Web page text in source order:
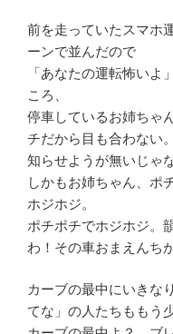
前を走っていたスマホ
ーンで並んだので
「あなたの運転怖いよ
ころ、
停車しているお姉ちゃ
チだから目も合わない。
知らせようが無いじゃ
しかもお姉ちゃん、ポ
ホジホジ。
ポチポチでホジホジ。
わ！その車おまえんちか
カーブの最中にいきな
てな」の人たちももう